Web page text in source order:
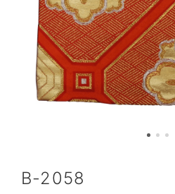
B-2058